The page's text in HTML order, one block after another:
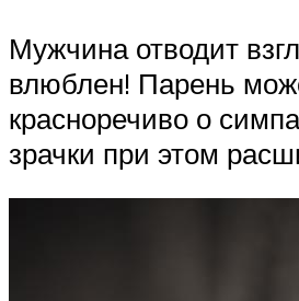
Мужчина отводит
влюблен! Парень
красноречиво о
зрачки при этом